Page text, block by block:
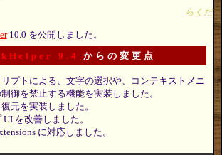
らくだ
10.0 を公開しました。
9.4 からの変更点
プトによる、文字の選択や、コンテキストメニ
御を禁止する機能を実装しました。
元を実装しました。
を改善しました。
に対応しました。